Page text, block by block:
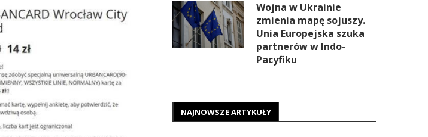
Wojna w Ukrainie
zmienia mapę sojuszy.
Unia Europejska szuka
partnerów w Indo-
Pacyfiku
NAJNOWSZE ARTYKUŁY